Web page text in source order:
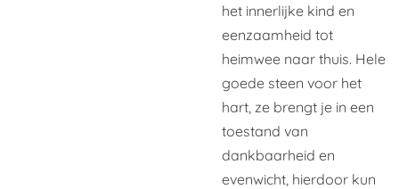
het innerlijke kind en
eenzaamheid tot
heimwee naar thuis. Hele
goede steen voor het
hart, ze brengt je in een
toestand van
dankbaarheid en
evenwicht, hierdoor kun